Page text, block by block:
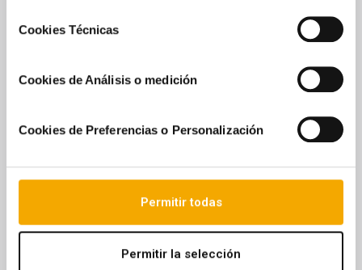
Cookies Técnicas
Cookies de Análisis o medición
Cookies de Preferencias o Personalización
Permitir todas
Permitir la selección
Comunicaciones a la CNMV
Rincón del accionista
Convocatoria junta accionistas
Sostenibilidad